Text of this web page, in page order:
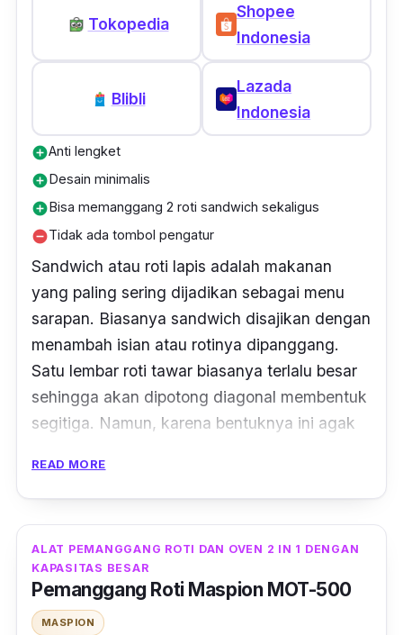
Tokopedia
Shopee
Indonesia
Blibli
Lazada
Indonesia
add_circleAnti lengket
add_circle Desain minimalis
add_circle Bisa memanggang 2 roti sandwich sekaligus
remove_circleTidak ada tombol pengatur
Sandwich atau roti lapis adalah makanan
yang paling sering dijadikan sebagai menu
sarapan. Biasanya sandwich disajikan dengan
menambah isian atau rotinya dipanggang.
Satu lembar roti tawar biasanya terlalu besar
sehingga akan dipotong diagonal membentuk
segitiga. Namun, karena bentuknya ini agak
biasa.
Untungnya brand Miyako menghadirkan alat
pemanggang roti dengan desain khusus
untuk memanggang roti
dalamnya terdapat tempat untuk
memanggang dua roti berbentuk segitiga
READ MORE
ALAT PEMANGGANG ROTI DAN OVEN 2 IN 1 DENGAN
KAPASITAS BESAR
Pemanggang Roti Maspion MOT-500
MASPION